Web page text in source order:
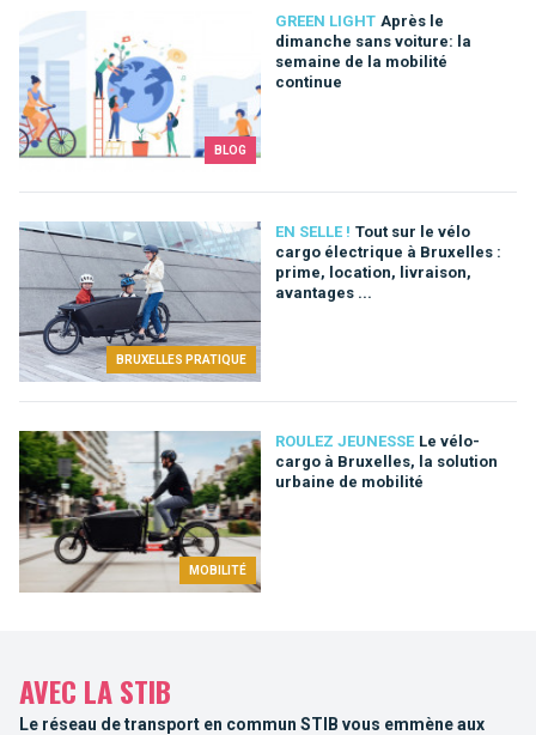
BLOG
GREEN LIGHT Après le
dimanche sans voiture: la
semaine de la mobilité
continue
BRUXELLES PRATIQUE
EN SELLE ! Tout sur le vélo
cargo électrique à Bruxelles :
prime, location, livraison,
avantages ...
MOBILITÉ
ROULEZ JEUNESSE Le vélo-
cargo à Bruxelles, la solution
urbaine de mobilité
AVEC LA STIB
Le réseau de transport en commun STIB vous emmène aux